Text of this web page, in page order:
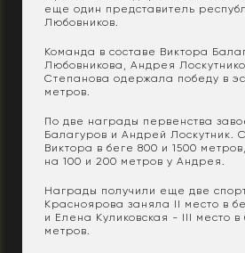
еще один представитель
Любовников.
Команда в составе Виктора
Любовникова, Андрея
Степанова одержала победу в
метров.
По две награды первенства
Балагуров и Андрей Лоскутник.
Виктора в беге 800 и 1500
на 100 и 200 метров у Андрея.
Награды получили еще две
Красноярова заняла II место в
и Елена Куликовская - III место в
метров.